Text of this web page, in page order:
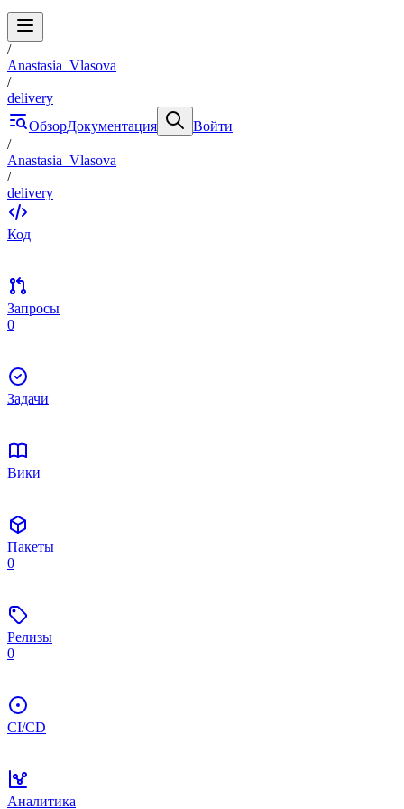
/
Anastasia_Vlasova
/
delivery
ОбзорДокументация
Войти
/
Anastasia_Vlasova
/
delivery
Код
Запросы
0
Задачи
Вики
Пакеты
0
Релизы
0
CI/CD
Аналитика